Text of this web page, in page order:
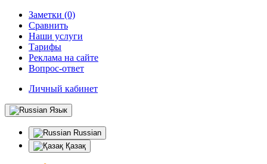
Заметки (0)
Сравнить
Наши услуги
Тарифы
Реклама на сайте
Вопрос-ответ
Личный кабинет
Язык
Russian
Қазақ